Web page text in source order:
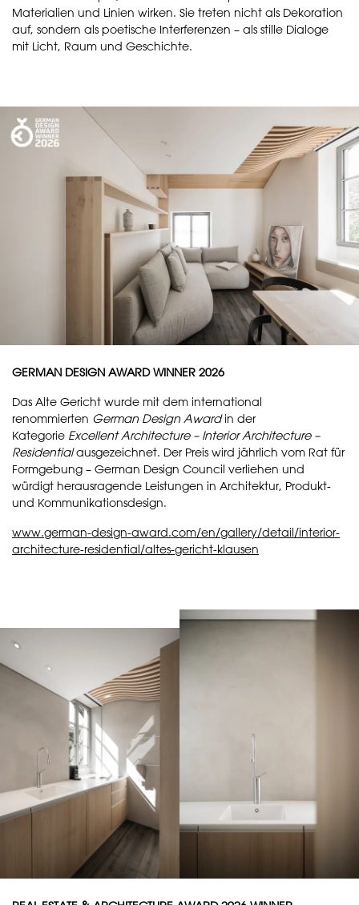
Materialien und Linien wirken. Sie treten nicht als Dekoration
auf, sondern als poetische Interferenzen – als stille Dialoge
mit Licht, Raum und Geschichte.
GERMAN DESIGN AWARD WINNER 2026
Das Alte Gericht wurde mit dem international
renommierten German Design Awardin der
Kategorie Excellent Architecture – Interior Architecture –
Residentialausgezeichnet. Der Preis wird jährlich vom Rat für
Formgebung – German Design Council verliehen und
würdigt herausragende Leistungen in Architektur, Produkt-
und Kommunikationsdesign.
www.german-design-award.com/en/gallery/detail/interior-
architecture-residential/altes-gericht-klausen